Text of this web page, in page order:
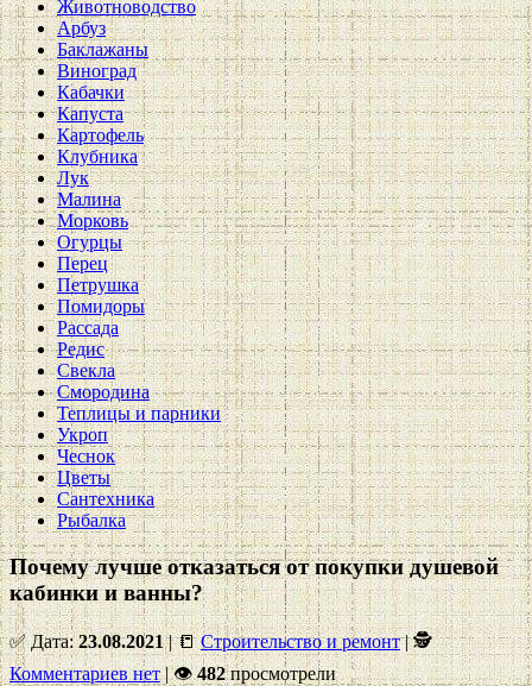
Животноводство
Арбуз
Баклажаны
Виноград
Кабачки
Капуста
Картофель
Клубника
Лук
Малина
Морковь
Огурцы
Перец
Петрушка
Помидоры
Рассада
Редис
Свекла
Смородина
Теплицы и парники
Укроп
Чеснок
Цветы
Сантехника
Рыбалка
Почему лучше отказаться от покупки душевой
кабинки и ванны?
✅ Дата:23.08.2021| 📒Строительство и ремонт| 🕵
Комментариев нет|👁482просмотрели